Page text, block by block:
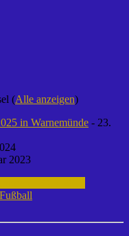
(Alle anzeigen)
in Warnemünde - 23.
2023
Fußball